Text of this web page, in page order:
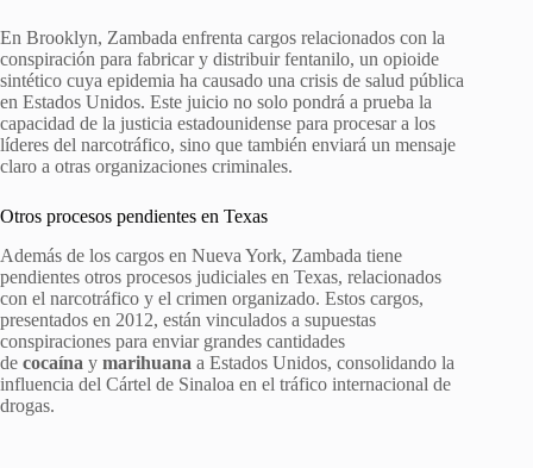
En Brooklyn, Zambada enfrenta cargos relacionados con la
conspiración para fabricar y distribuir fentanilo, un opioide
sintético cuya epidemia ha causado una crisis de salud pública
en Estados Unidos. Este juicio no solo pondrá a prueba la
capacidad de la justicia estadounidense para procesar a los
líderes del narcotráfico, sino que también enviará un mensaje
claro a otras organizaciones criminales.
Otros procesos pendientes en Texas
Además de los cargos en Nueva York, Zambada tiene
pendientes otros procesos judiciales en Texas, relacionados
con el narcotráfico y el crimen organizado. Estos cargos,
presentados en 2012, están vinculados a supuestas
conspiraciones para enviar grandes cantidades
de cocaína y marihuana a Estados Unidos, consolidando la
influencia del Cártel de Sinaloa en el tráfico internacional de
drogas.